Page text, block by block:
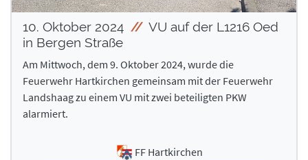
10. Oktober 2024
VU auf der L1216 Oed
in Bergen Straße
Am Mittwoch, dem 9. Oktober 2024, wurde die
Feuerwehr Hartkirchen gemeinsam mit der Feuerwehr
Landshaag zu einem VU mit zwei beteiligten PKW
alarmiert.
FF Hartkirchen